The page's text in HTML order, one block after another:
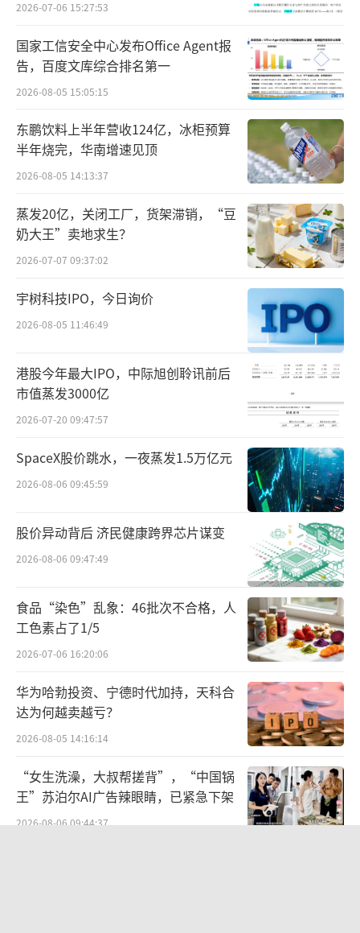
据国盛证券研报：“商业航天产业闭环临
界点将至，产业有望进入高速成长期。我们认
为，卫星作为商业航天产业的核心载体，发射
速度核心取决于发射成本，核心瓶颈在于可回
收火箭技术，一旦可回收火箭技术完成突破，
我国低轨卫星上天速度将大幅加快。叠加目前A
商业航天应用市场大幅打开，随着可回收火箭
瓶颈突破，商业航天产业有望形成闭环，促进
行业进入高速成长期。”
资料显示，乾照光电的主营业务为半导体
光电产品的研发、生产和销售，主要产品为LE
D外延片及芯片、砷化镓太阳能电池产品、VCS
EL产品。公司的砷化镓太阳能电池产品用于商
业航天领域，出货量位列国内市场第一，其
中，适用于低轨商业卫星的产品已批量出货。
业绩方面，乾照光电2023年以来业绩增速
较快。2023、2024年，公司分别实现营收23.8
7亿元、24.33亿元；归母净利润分别为3160.73
万元、9608.45万元，分别同比增长162.77%、
203.99%。2025年前三季度，公司实现营业收
入27.5亿元，同比增长46.36%；归母净利润为
8794.97万元，同比增长80.17%。
需要注意的是，乾照光电的股价大涨，也
让提前“埋伏”的一众股东赚得“盆满钵
满”其中包括牛散屠文斌、施玉庆夫妻。
资料显示，屠文斌、施玉庆是知名牛散，
2026-07-06 15:27:53
国家工信安全中心发布Office Agent报
告，百度文库综合排名第一
2026-08-05 15:05:15
东鹏饮料上半年营收124亿，冰柜预算
半年烧完，华南增速见顶
2026-08-05 14:13:37
蒸发20亿，关闭工厂，货架滞销，“豆
奶大王”卖地求生？
2026-07-07 09:37:02
宇树科技IPO，今日询价
2026-08-05 11:46:49
港股今年最大IPO，中际旭创聆讯前后
市值蒸发3000亿
2026-07-20 09:47:57
SpaceX股价跳水，一夜蒸发1.5万亿元
2026-08-06 09:45:59
股价异动背后 济民健康跨界芯片谋变
2026-08-06 09:47:49
食品“染色”乱象：46批次不合格，人
工色素占了1/5
2026-07-06 16:20:06
华为哈勃投资、宁德时代加持，天科合
达为何越卖越亏？
2026-08-05 14:16:14
“女生洗澡，大叔帮搓背”，“中国锅
王”苏泊尔AI广告辣眼睛，已紧急下架
2026-08-06 09:44:37